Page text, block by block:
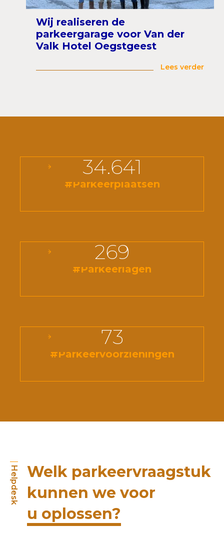
Wij realiseren de
parkeergarage voor Van der
Valk Hotel Oegstgeest
Lees verder
#Parkeerplaatsen
34.641
#Parkeerlagen
269
#Parkeervoorzieningen
73
Helpdesk Welk parkeervraagstuk
kunnen we voor
u oplossen?